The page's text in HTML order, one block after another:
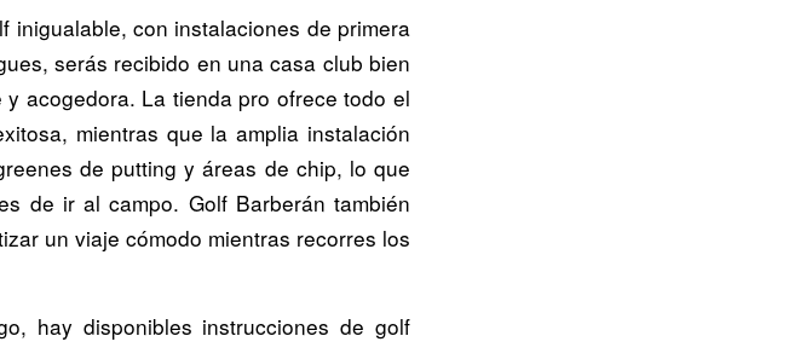
inigualable, con instalaciones de primera
serás recibido en una casa club bien
acogedora. La tienda pro ofrece todo el
mientras que la amplia instalación
de putting y áreas de chip, lo que
de ir al campo. Golf Barberán también
un viaje cómodo mientras recorres los
hay disponibles instrucciones de golf